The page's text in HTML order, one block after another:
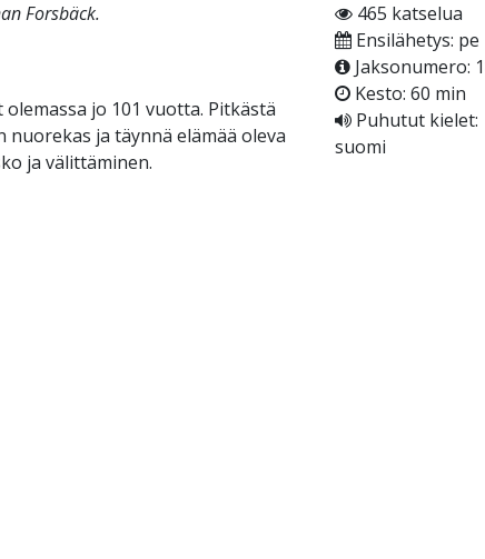
Forsbäck.
jo 101 vuotta. Pitkästä
ja täynnä elämää oleva
ja välittäminen.
465 katselua
Ensilähetys: pe
Jaksonumero:
Kesto: 60 min
Puhutut kielet:
suomi